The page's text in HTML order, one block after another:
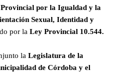
por la Igualdad y la
Sexual, Identidad y
por la Ley Provincial 10.544.
la Legislatura de la
de Córdoba y el